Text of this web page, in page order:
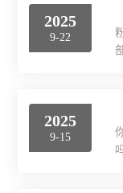
光学显微镜
表面/界面性
2025
9-22
2025
9-15